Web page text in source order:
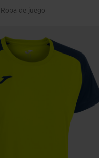
ropa de juego